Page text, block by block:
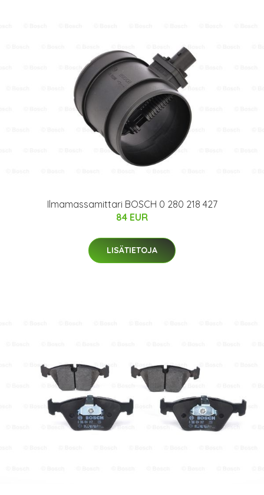
Ilmamassamittari BOSCH 0 280 218 427
84 EUR
LISÄTIETOJA